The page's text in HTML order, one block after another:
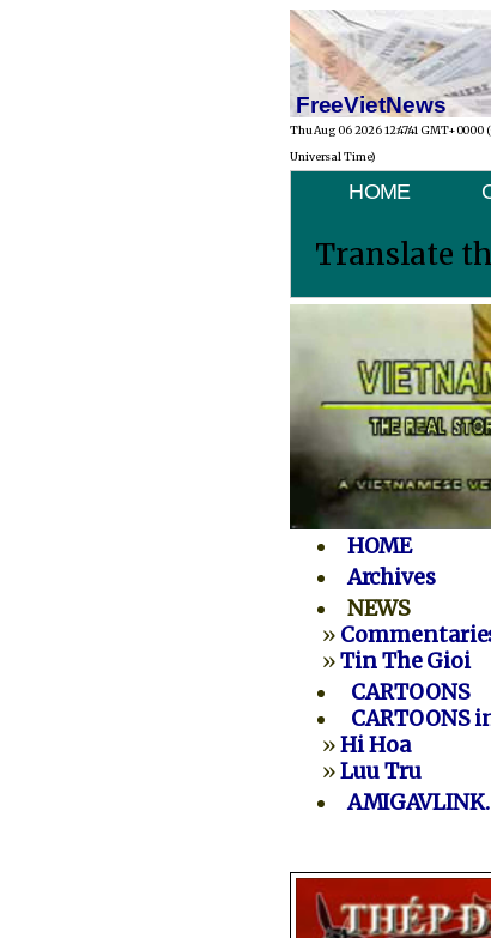
FreeVietNews
Thu Aug 06 2026 12:47:41 GMT+0000
Universal Time)
HOME
Translate
HOME
Archives
NEWS
»
»Tin The Gioi
CARTOONS
CARTOONS
»Hi Hoa
»Luu Tru